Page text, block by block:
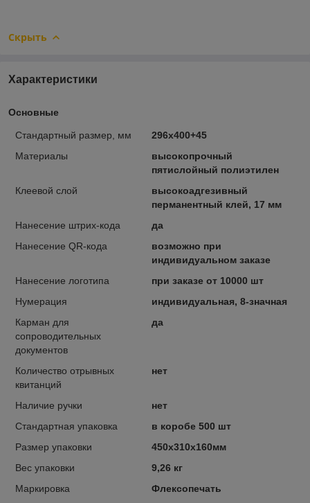
Скрыть
Характеристики
Основные
Стандартный размер, мм
296х400+45
Материалы
высокопрочный
пятислойный полиэтилен
Клеевой слой
высокоадгезивный
перманентный клей, 17 мм
Нанесение штрих-кода
да
Нанесение QR-кода
возможно при
индивидуальном заказе
Нанесение логотипа
при заказе от 10000 шт
Нумерация
индивидуальная, 8-значная
Карман для
сопроводительных
документов
да
Количество отрывных
квитанций
нет
Наличие ручки
нет
Стандартная упаковка
в коробе 500 шт
Размер упаковки
450х310х160мм
Вес упаковки
9,26 кг
Маркировка
Флексопечать